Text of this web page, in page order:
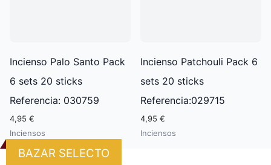
Incienso Palo Santo Pack
6 sets 20 sticks
Referencia: 030759
4,95 €
Inciensos
Incienso Patchouli Pack 6
sets 20 sticks
Referencia:029715
4,95 €
Inciensos
BAZAR SELECTO